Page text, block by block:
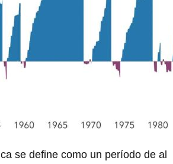
se define como un período de al